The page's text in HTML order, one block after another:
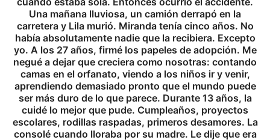
Una mañana lluviosa, un camión derrapó en la
carretera y Lila murió. Miranda tenía cinco años. No
había absolutamente nadie que la recibiera. Excepto
yo. A los 27 años, firmé los papeles de adopción. Me
negué a dejar que creciera como nosotras: contando
camas en el orfanato, viendo a los niños ir y venir,
aprendiendo demasiado pronto que el mundo puede
ser más duro de lo que parece. Durante 13 años, la
cuidé lo mejor que pude. Cumpleaños, proyectos
escolares, rodillas raspadas, primeros desamores. La
consolé cuando lloraba por su madre. Le dije que era